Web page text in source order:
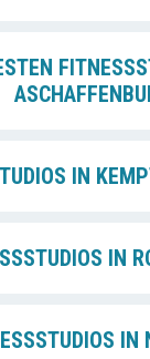
IN
IN
IN